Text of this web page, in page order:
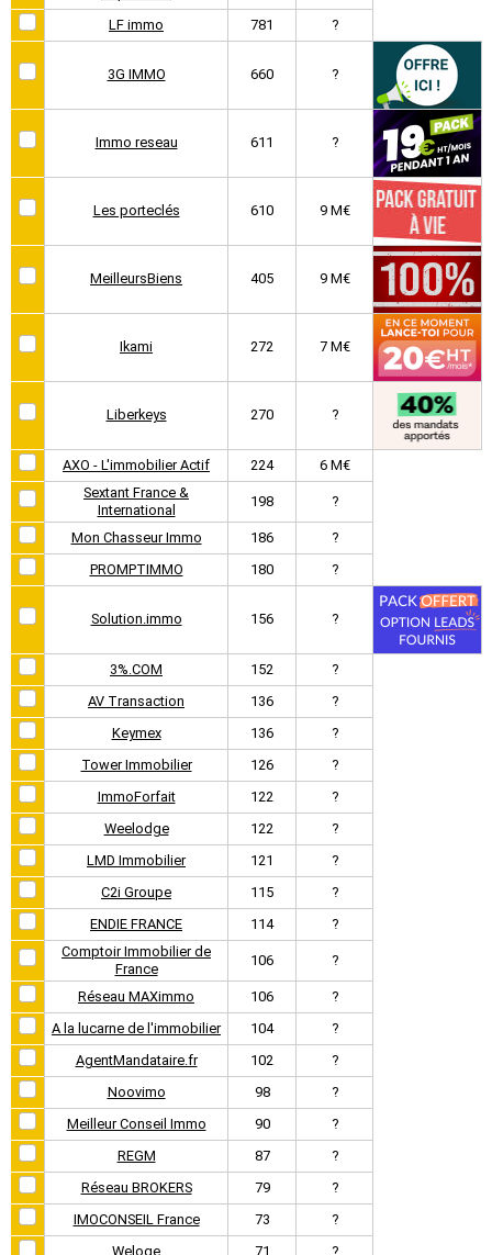
LF immo
781 ?
3G IMMO 660 ?
Immo reseau 611 ?
Les porteclés 610 9 M€
MeilleursBiens 405 9 M€
Ikami 272 7 M€
Liberkeys 270 ?
AXO - L'immobilier Actif 224
6 M€
Sextant France &
International
198 ?
Mon Chasseur Immo 186
?
PROMPTIMMO
180 ?
Solution.immo 156 ?
3%.COM 152
?
AV Transaction
136
?
Keymex
136
?
Tower Immobilier
126
?
ImmoForfait
122
?
Weelodge
122
?
LMD Immobilier
121
?
C2i Groupe
115
?
ENDIE FRANCE
114
?
Comptoir Immobilier de
France
106 ?
Réseau MAXimmo 106
?
A la lucarne de l'immobilier
104
?
AgentMandataire.fr
102
?
Noovimo
98
?
Meilleur Conseil Immo
90
?
REGM
87
?
Réseau BROKERS
79
?
IMOCONSEIL France
73
?
Weloge
71 ?